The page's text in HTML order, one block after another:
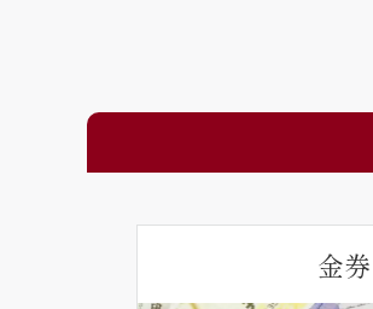
金券